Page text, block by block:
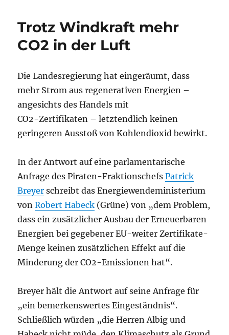
Trotz Windkraft mehr
CO2 in der Luft
Die Landesregierung hat eingeräumt, dass
mehr Strom aus regenerativen Energien –
angesichts des Handels mit
CO2-Zertifikaten – letztendlich keinen
geringeren Ausstoß von Kohlendioxid bewirkt.
In der Antwort auf eine parlamentarische
Anfrage des Piraten-FraktionschefsPatrick
Breyer schreibt das Energiewendeministerium
vonRobert Habeck (Grüne) von „dem Problem,
dass ein zusätzlicher Ausbau der Erneuerbaren
Energien bei gegebener EU-weiter Zertifikate-
Menge keinen zusätzlichen Effekt auf die
Minderung der CO2-Emissionen hat“.
Breyer hält die Antwort auf seine Anfrage für
„ein bemerkenswertes Eingeständnis“.
Schließlich würden „die Herren Albig und